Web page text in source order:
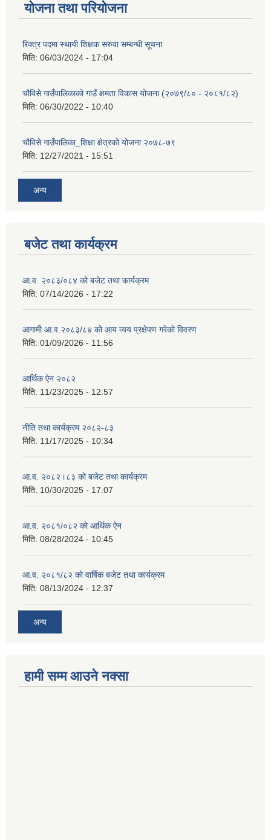
योजना तथा परियोजना
रिक्त्र पदमा स्थायी शिक्षक सरुवा सम्बन्धी सूचना
मिति: 06/03/2024 - 17:04
चौविसे गाउँपालिकाको गाउँ क्षमता विकास योजना (२०७९/८० - २०८१/८२)
मिति: 06/30/2022 - 10:40
चौविसे गाउँपालिका_शिक्षा क्षेत्रको योजना २०७८-७९
मिति: 12/27/2021 - 15:51
अन्य
बजेट तथा कार्यक्रम
आ.व. २०८३/०८४ को बजेट तथा कार्यक्रम
मिति: 07/14/2026 - 17:22
आगामी आ.व.२०८३/८४ को आय व्यय प्रक्षेपण गरेको विवरण
मिति: 01/09/2026 - 11:56
आर्थिक ऐन २०८२
मिति: 11/23/2025 - 12:57
नीति तथा कार्यक्रम २०८२-८३
मिति: 11/17/2025 - 10:34
आ.व. २०८२।८३ को बजेट तथा कार्यक्रम
मिति: 10/30/2025 - 17:07
आ.व. २०८१/०८२ को आर्थिक ऐन
मिति: 08/28/2024 - 10:45
आ.व. २०८१/८२ को वार्षिक बजेट तथा कार्यक्रम
मिति: 08/13/2024 - 12:37
अन्य
हामी सम्म आउने नक्सा